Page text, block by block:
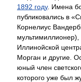
1892 году. Имена
публиковались в
Корнелиус
Иллинойской
Морган и другие.
юный член
которого уже был